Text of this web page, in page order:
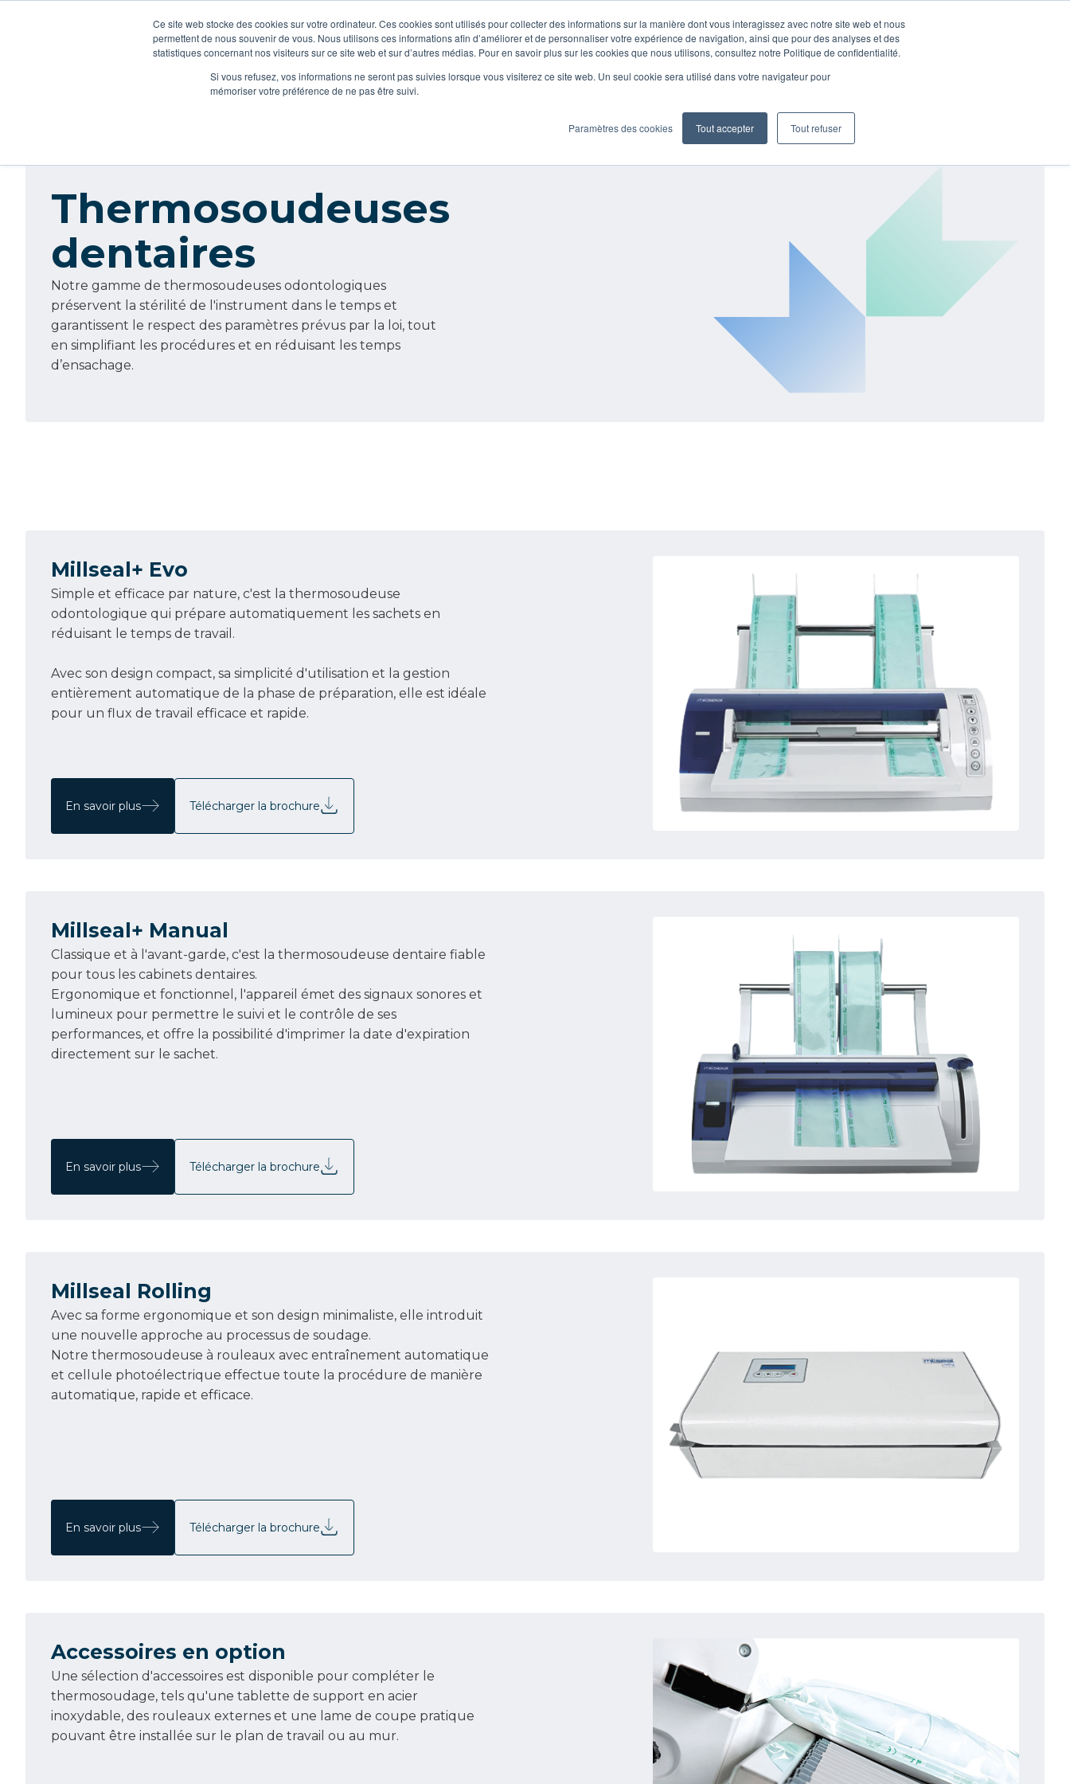
Ce site web stocke des cookies sur votre ordinateur. Ces cookies sont utilisés pour collecter des informations sur la manière dont vous interagissez avec notre site web et nous
permettent de nous souvenir de vous. Nous utilisons ces informations afin d’améliorer et de personnaliser votre expérience de navigation, ainsi que pour des analyses et des
statistiques concernant nos visiteurs sur ce site web et sur d’autres médias. Pour en savoir plus sur les cookies que nous utilisons, consultez notre Politique de confidentialité.
Si vous refusez, vos informations ne seront pas suivies lorsque vous visiterez ce site web. Un seul cookie sera utilisé dans votre navigateur pour
mémoriser votre préférence de ne pas être suivi.
Paramètres des cookies Tout accepter Tout refuser
Entreprise Téléchargement
Thermosoudeuses
dentaires
Notre gamme de thermosoudeuses odontologiques
préservent la stérilité de l'instrument dans le temps et
garantissent le respect des paramètres prévus par la loi, tout
en simplifiant les procédures et en réduisant les temps
d’ensachage.
Millseal+ Evo
Simple et efficace par nature, c'est la thermosoudeuse
odontologique qui prépare automatiquement les sachets en
réduisant le temps de travail.
Avec son design compact, sa simplicité d'utilisation et la gestion
entièrement automatique de la phase de préparation, elle est idéale
pour un flux de travail efficace et rapide.
En savoir plus Télécharger la brochure
Millseal+ Manual
Classique et à l'avant-garde, c'est la thermosoudeuse dentaire fiable
pour tous les cabinets dentaires.
Ergonomique et fonctionnel, l'appareil émet des signaux sonores et
lumineux pour permettre le suivi et le contrôle de ses
performances, et offre la possibilité d'imprimer la date d'expiration
directement sur le sachet.
En savoir plus Télécharger la brochure
Millseal Rolling
Avec sa forme ergonomique et son design minimaliste, elle introduit
une nouvelle approche au processus de soudage.
Notre thermosoudeuse à rouleaux avec entraînement automatique
et cellule photoélectrique effectue toute la procédure de manière
automatique, rapide et efficace.
En savoir plus Télécharger la brochure
Accessoires en option
Une sélection d'accessoires est disponible pour compléter le
thermosoudage, tels qu'une tablette de support en acier
inoxydable, des rouleaux externes et une lame de coupe pratique
pouvant être installée sur le plan de travail ou au mur.